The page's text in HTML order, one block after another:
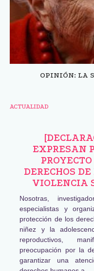
OPINIÓN: LA
ACTUALIDAD
EXPRESAN
DERECHOS
VIOLENCIA
Nosotras,
especialistas y
protección de los
niñez y la
reproductivos,
preocupación por la
garantizar una